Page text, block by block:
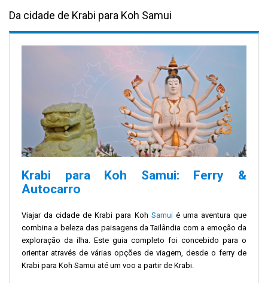
Da cidade de Krabi para Koh Samui
Krabi para Koh Samui:
Ferry &
Autocarro
Viajar da cidade de Krabi para Koh Samuié uma aventura que
combina a beleza das paisagens da Tailândia com a emoção da
exploração da ilha. Este guia completo foi concebido para o
orientar através de várias opções de viagem, desde o ferry de
Krabi para Koh Samui até um voo a partir de Krabi.